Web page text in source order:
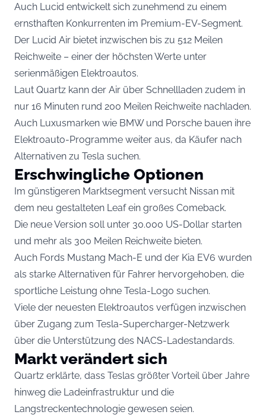
Auch Lucid entwickelt sich zunehmend zu einem
ernsthaften Konkurrenten im Premium-EV-Segment.
Der Lucid Air bietet inzwischen bis zu 512 Meilen
Reichweite – einer der höchsten Werte unter
serienmäßigen Elektroautos.
Laut Quartz kann der Air über Schnellladen zudem in
nur 16 Minuten rund 200 Meilen Reichweite nachladen.
Auch Luxusmarken wie BMW und Porsche bauen ihre
Elektroauto-Programme weiter aus, da Käufer nach
Alternativen zu Tesla suchen.
Erschwingliche Optionen
Im günstigeren Marktsegment versucht Nissan mit
dem neu gestalteten Leaf ein großes Comeback.
Die neue Version soll unter 30.000 US-Dollar starten
und mehr als 300 Meilen Reichweite bieten.
Auch Fords Mustang Mach-E und der Kia EV6 wurden
als starke Alternativen für Fahrer hervorgehoben, die
sportliche Leistung ohne Tesla-Logo suchen.
Viele der neuesten Elektroautos verfügen inzwischen
über Zugang zum Tesla-Supercharger-Netzwerk
über die Unterstützung des NACS-Ladestandards.
Markt verändert sich
Quartz erklärte, dass Teslas größter Vorteil über Jahre
hinweg die Ladeinfrastruktur und die
Langstreckentechnologie gewesen seien.